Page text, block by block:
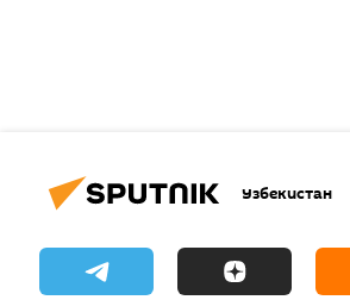
Узбекистан